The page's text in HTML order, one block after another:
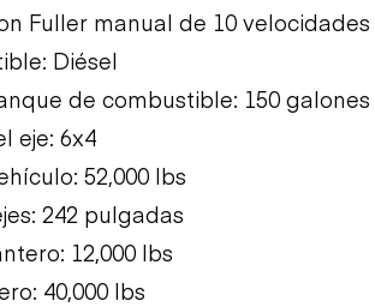
Fuller manual de 10 velocidades
Diésel
de combustible: 150 galones
eje: 6x4
52,000 lbs
242 pulgadas
12,000 lbs
40,000 lbs